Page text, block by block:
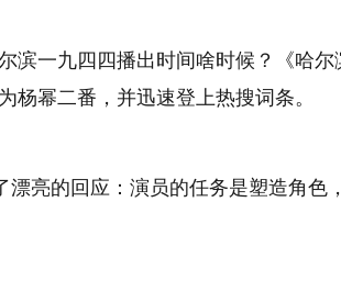
滨一九四四播出时间啥时候？《哈尔
杨幂二番，并迅速登上热搜词条。
漂亮的回应：演员的任务是塑造角色